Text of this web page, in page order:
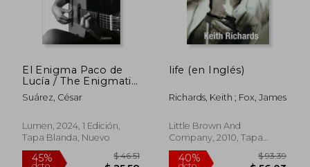
45%
dcto.
$ 44.00
$ 24.20
45%
El Enigma Paco de
Lucía / The Enigmatic
Paco de Lucía
Suárez, César
Lumen, 2024, 1 Edición,
Tapa Blanda, Nuevo
life (en Inglés)
Richards, Keith ; Fox, James
Little Brown And
Company, 2010, Tapa
Dura, Nuevo